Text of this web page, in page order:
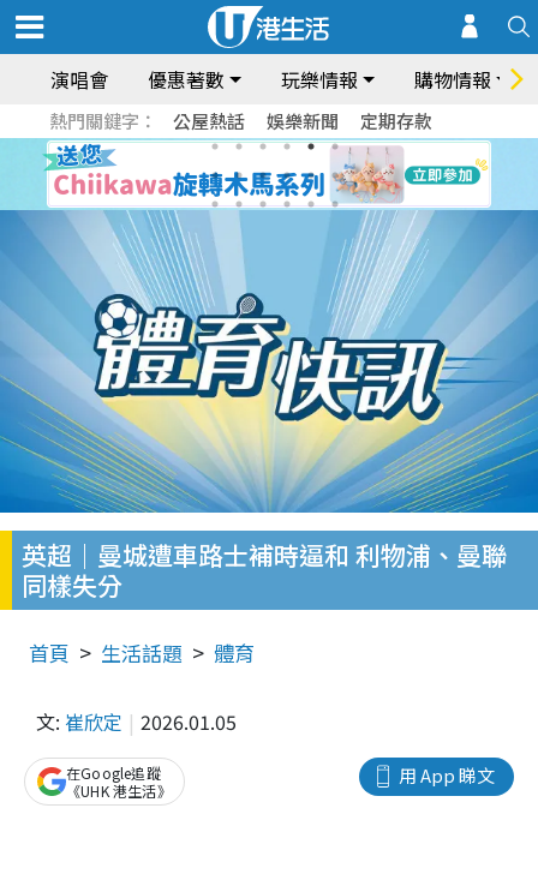
演唱會 優惠著數 玩樂情報 購物情報
熱門關鍵字： 公屋熱話 娛樂新聞 定期存款
英超｜曼城遭車路士補時逼和 利物浦、曼聯
同樣失分
首頁 生活話題 體育
文: 崔欣定 2026.01.05
用 App 睇文
在Google追蹤
《UHK 港生活》